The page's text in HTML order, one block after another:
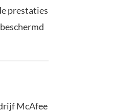
prestaties
McAfee